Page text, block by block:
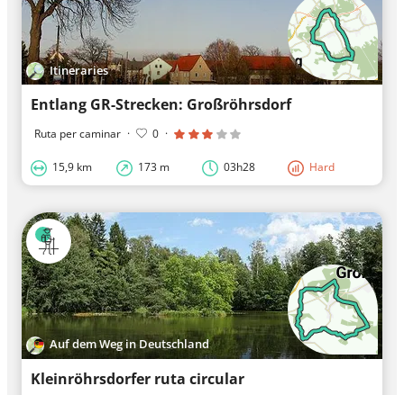
Itineraries
Entlang GR-Strecken: Großröhrsdorf
Ruta per caminar · 0 ·
15,9 km 173 m 03h28 Hard
Auf dem Weg in Deutschland
Kleinröhrsdorfer ruta circular